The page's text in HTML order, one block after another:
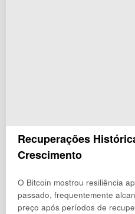
Recuperações
Crescimento
O Bitcoin mostrou resiliência
passado, frequentemente
preço após períodos de